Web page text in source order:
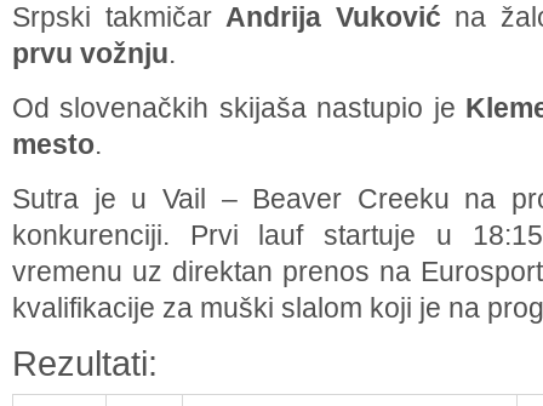
Srpski takmičar Andrija Vuković na
prvu vožnju.
Od slovenačkih skijaša nastupio je
mesto.
Sutra je u Vail – Beaver Creeku na
konkurenciji. Prvi lauf startuje u
vremenu uz direktan prenos na
kvalifikacije za muški slalom koji je na
Rezultati: